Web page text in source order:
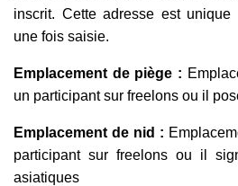
inscrit. Cette adresse est unique
une fois saisie.
Emplacement de piège :
un participant sur freelons ou il
Emplacement de nid :
participant sur freelons ou il
asiatiques